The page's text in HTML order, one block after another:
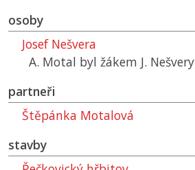
osoby
Josef Nešvera
A. Motal byl žákem J. Nešvery
partneři
Štěpánka Motalová
stavby